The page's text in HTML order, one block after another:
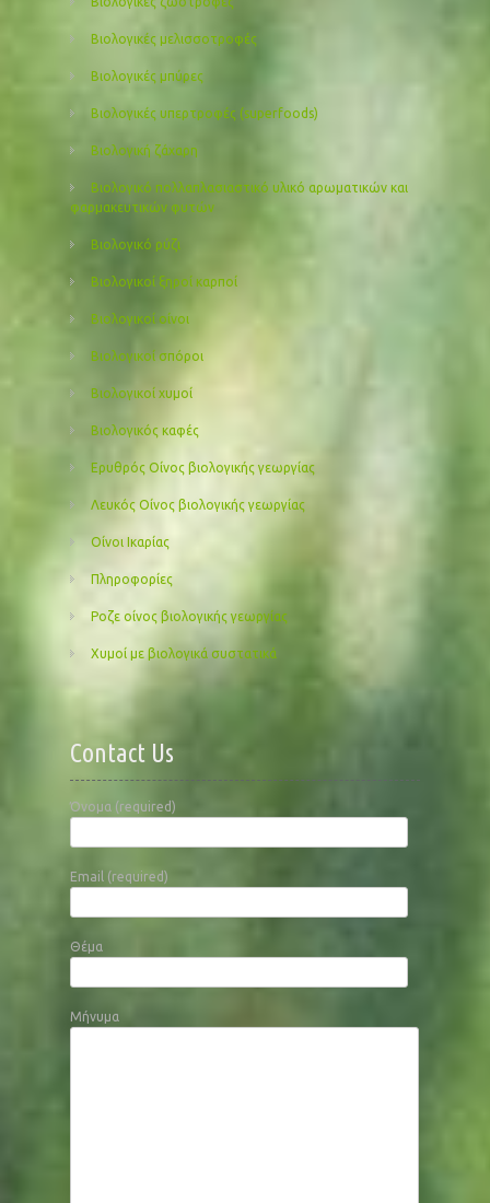
Βιολογικές μελισσοτροφές
Βιολογικές μπύρες
Βιολογικές υπερτροφές (superfoods)
Βιολογική ζάχαρη
Βιολογικό πολλαπλασιαστικό υλικό αρωματικών και
φαρμακευτικών φυτών
Βιολογικό ρύζι
Βιολογικοί ξηροί καρποί
Βιολογικοί οίνοι
Βιολογικοί σπόροι
Βιολογικοί χυμοί
Βιολογικός καφές
Ερυθρός Οίνος βιολογικής γεωργίας
Λευκός Οίνος βιολογικής γεωργίας
Οίνοι Ικαρίας
Πληροφορίες
Ροζε οίνος βιολογικής γεωργίας
Χυμοί με βιολογικά συστατικά
Contact Us
Όνομα (required)
Email (required)
Θέμα
Μήνυμα